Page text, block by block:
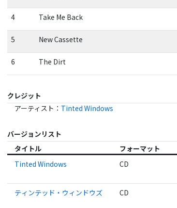
4 Take Me Back
5 New Cassette
6 The Dirt
クレジット
アーティスト ： Tinted Windows
バージョンリスト
タイトル
フォーマット
Tinted Windows
CD
ティンテッド・ウィンドウズ CD